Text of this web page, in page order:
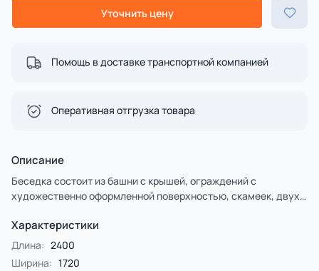
Уточнить цену
Помощь в доставке транспортной компанией
Оперативная отгрузка товара
Описание
Беседка состоит из башни с крышей, ограждений с
художественно оформленной поверхностью, скамеек, двух
Характеристики
Длина: 2400
Ширина: 1720